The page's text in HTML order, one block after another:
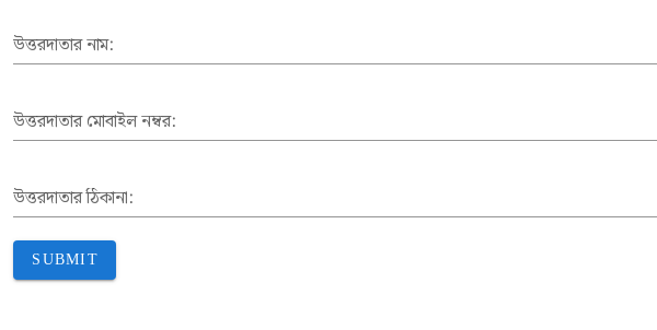
উত্তরদাতার নাম:
উত্তরদাতার মোবাইল নম্বর:
উত্তরদাতার ঠিকানা:
SUBMIT